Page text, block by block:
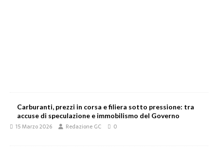
Carburanti, prezzi in corsa e filiera sotto pressione: tra
accuse di speculazione e immobilismo del Governo
15 Marzo 2026 Redazione GC 0